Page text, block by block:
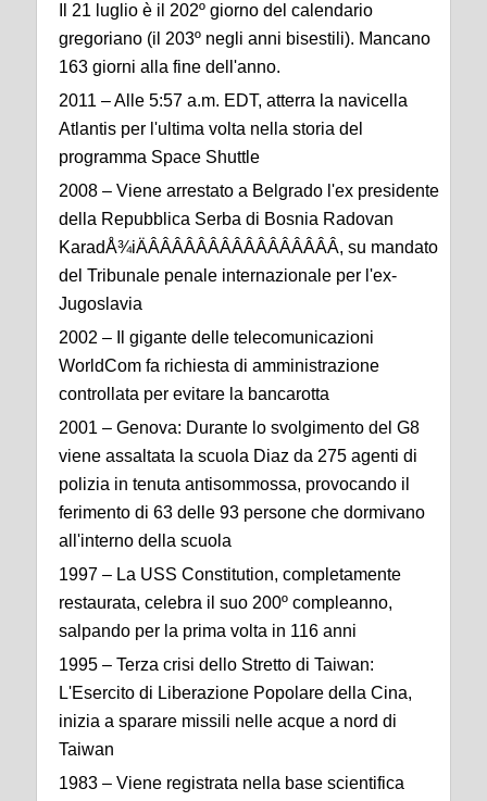
Il 21 luglio è il 202º giorno del calendario
gregoriano (il 203º negli anni bisestili). Mancano
163 giorni alla fine dell'anno.
2011 – Alle 5:57 a.m. EDT, atterra la navicella
Atlantis per l'ultima volta nella storia del
programma Space Shuttle
2008 – Viene arrestato a Belgrado l'ex presidente
della Repubblica Serba di Bosnia Radovan
KaradÅ¾iÄÂÂÂÂÂÂÂÂÂÂÂÂÂÂÂÂ, su mandato
del Tribunale penale internazionale per l'ex-
Jugoslavia
2002 – Il gigante delle telecomunicazioni
WorldCom fa richiesta di amministrazione
controllata per evitare la bancarotta
2001 – Genova: Durante lo svolgimento del G8
viene assaltata la scuola Diaz da 275 agenti di
polizia in tenuta antisommossa, provocando il
ferimento di 63 delle 93 persone che dormivano
all'interno della scuola
1997 – La USS Constitution, completamente
restaurata, celebra il suo 200º compleanno,
salpando per la prima volta in 116 anni
1995 – Terza crisi dello Stretto di Taiwan:
L'Esercito di Liberazione Popolare della Cina,
inizia a sparare missili nelle acque a nord di
Taiwan
1983 – Viene registrata nella base scientifica